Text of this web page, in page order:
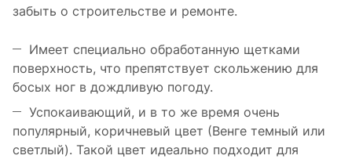
забыть о строительстве и ремонте.
Имеет специально обработанную щетками
поверхность, что препятствует скольжению для
босых ног в дождливую погоду.
Успокаивающий, и в то же время очень
популярный, коричневый цвет (Венге темный или
светлый). Такой цвет идеально подходит для